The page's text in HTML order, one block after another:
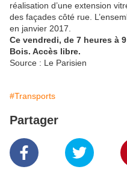
réalisation d’une extension
des façades côté rue.
en janvier 2017.
Ce vendredi, de 7 heures à
Bois. Accès libre.
Source : Le Parisien
#Transports
Partager